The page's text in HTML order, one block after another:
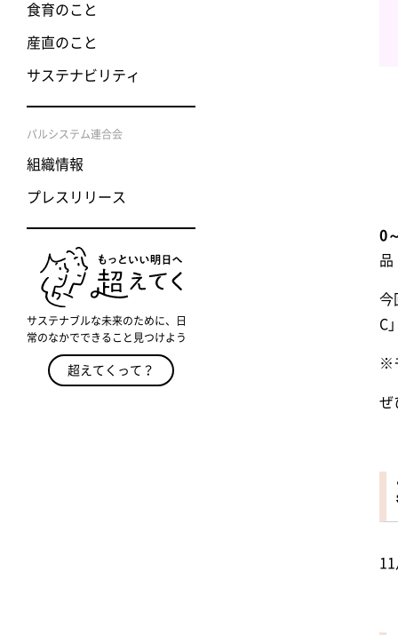
食育のこと
産直のこと
サステナビリティ
パルシステム連合会
組織情報
プレスリリース
サステナブルな未来のために、日
常のなかでできること見つけよう
超えてくって？
0
品
今
C
※
ぜ